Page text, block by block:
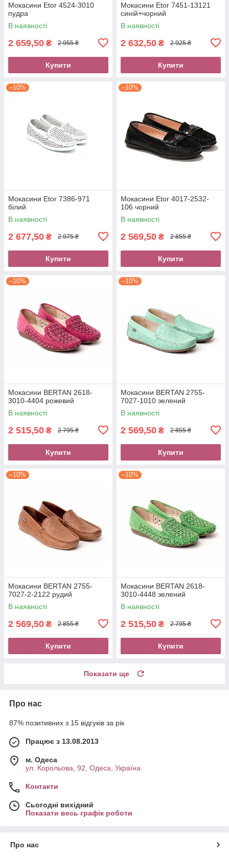
Мокасини Etor 4524-3010
пудра
В наявності
2 659,50 ₴ 2 955 ₴
Купити
Мокасини Etor 7451-13121
синій+чорний
В наявності
2 632,50 ₴ 2 925 ₴
Купити
–10%
Мокасини Etor 7386-971
білий
В наявності
2 677,50 ₴ 2 975 ₴
Купити
–10%
Мокасини Etor 4017-2532-
106 чорний
В наявності
2 569,50 ₴ 2 855 ₴
Купити
–10%
Мокасини BERTAN 2618-
3010-4404 рожевий
В наявності
2 515,50 ₴ 2 795 ₴
Купити
–10%
Мокасини BERTAN 2755-
7027-1010 зелений
В наявності
2 569,50 ₴ 2 855 ₴
Купити
–10%
Мокасини BERTAN 2755-
7027-2-2122 рудий
В наявності
2 569,50 ₴ 2 855 ₴
Купити
–10%
Мокасини BERTAN 2618-
3010-4448 зелений
В наявності
2 515,50 ₴ 2 795 ₴
Купити
Показати ще
Про нас
87% позитивних з 15 відгуків за рік
Працює з 13.08.2013
м. Одеса
ул. Корольова, 92, Одеса, Україна
Контакти
Сьогодні вихідний
Показати весь графік роботи
Про нас